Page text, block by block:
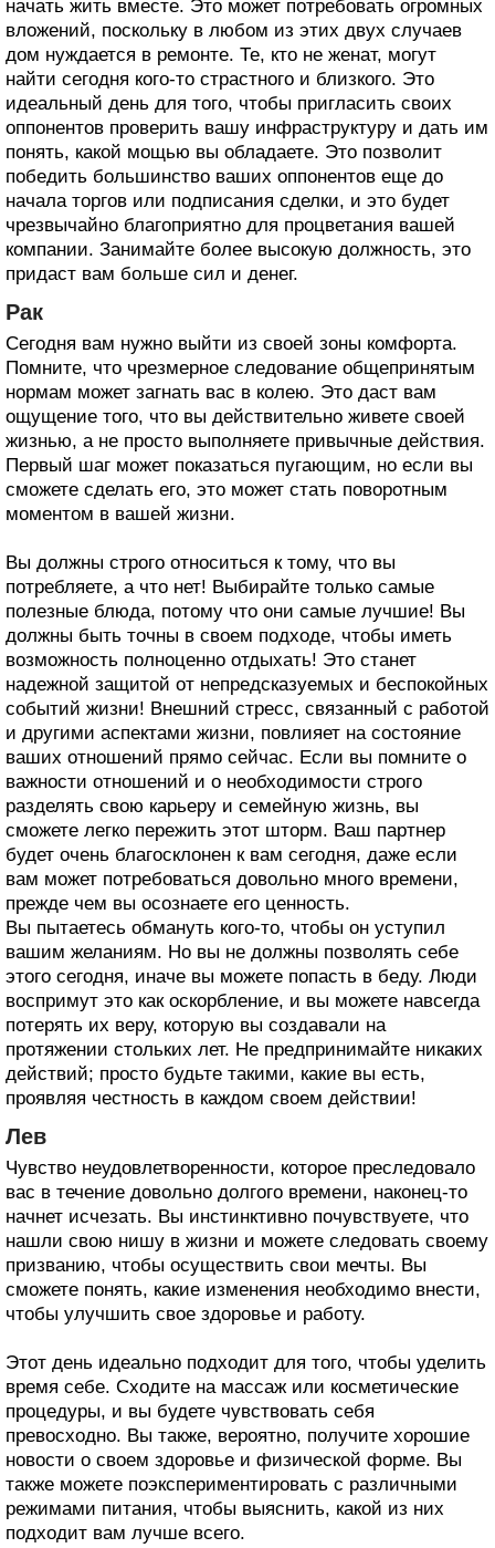
начать жить вместе. Это может потребовать огромных
вложений, поскольку в любом из этих двух случаев
дом нуждается в ремонте. Те, кто не женат, могут
найти сегодня кого-то страстного и близкого. Это
идеальный день для того, чтобы пригласить своих
оппонентов проверить вашу инфраструктуру и дать им
понять, какой мощью вы обладаете. Это позволит
победить большинство ваших оппонентов еще до
начала торгов или подписания сделки, и это будет
чрезвычайно благоприятно для процветания вашей
компании. Занимайте более высокую должность, это
придаст вам больше сил и денег.
Рак
Сегодня вам нужно выйти из своей зоны комфорта.
Помните, что чрезмерное следование общепринятым
нормам может загнать вас в колею. Это даст вам
ощущение того, что вы действительно живете своей
жизнью, а не просто выполняете привычные действия.
Первый шаг может показаться пугающим, но если вы
сможете сделать его, это может стать поворотным
моментом в вашей жизни.
Вы должны строго относиться к тому, что вы
потребляете, а что нет! Выбирайте только самые
полезные блюда, потому что они самые лучшие! Вы
должны быть точны в своем подходе, чтобы иметь
возможность полноценно отдыхать! Это станет
надежной защитой от непредсказуемых и беспокойных
событий жизни! Внешний стресс, связанный с работой
и другими аспектами жизни, повлияет на состояние
ваших отношений прямо сейчас. Если вы помните о
важности отношений и о необходимости строго
разделять свою карьеру и семейную жизнь, вы
сможете легко пережить этот шторм. Ваш партнер
будет очень благосклонен к вам сегодня, даже если
вам может потребоваться довольно много времени,
прежде чем вы осознаете его ценность.
Вы пытаетесь обмануть кого-то, чтобы он уступил
вашим желаниям. Но вы не должны позволять себе
этого сегодня, иначе вы можете попасть в беду. Люди
воспримут это как оскорбление, и вы можете навсегда
потерять их веру, которую вы создавали на
протяжении стольких лет. Не предпринимайте никаких
действий; просто будьте такими, какие вы есть,
проявляя честность в каждом своем действии!
Лев
Чувство неудовлетворенности, которое преследовало
вас в течение довольно долгого времени, наконец-то
начнет исчезать. Вы инстинктивно почувствуете, что
нашли свою нишу в жизни и можете следовать своему
призванию, чтобы осуществить свои мечты. Вы
сможете понять, какие изменения необходимо внести,
чтобы улучшить свое здоровье и работу.
Этот день идеально подходит для того, чтобы уделить
время себе. Сходите на массаж или косметические
процедуры, и вы будете чувствовать себя
превосходно. Вы также, вероятно, получите хорошие
новости о своем здоровье и физической форме. Вы
также можете поэкспериментировать с различными
режимами питания, чтобы выяснить, какой из них
подходит вам лучше всего.